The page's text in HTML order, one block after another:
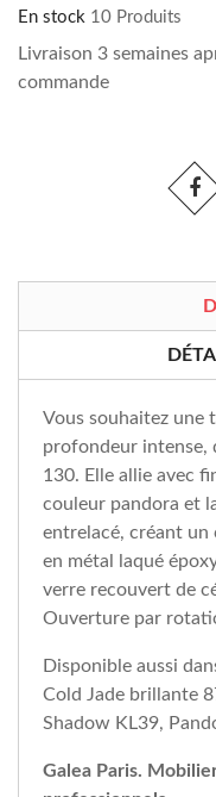
En stock 10 Produits
Livraison 3 semaines
commande
Vous souhaitez une
profondeur intense,
130. Elle allie avec
couleur pandora et
entrelacé, créant un
en métal laqué
verre recouvert de
Ouverture par
Disponible aussi
Cold Jade brillante
Shadow KL39,
Galea Paris.